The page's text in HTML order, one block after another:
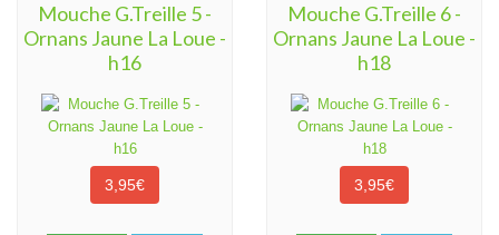
Mouche G.Treille 5 -
Ornans Jaune La Loue -
h16
3,95€
Mouche G.Treille 6 -
Ornans Jaune La Loue -
h18
3,95€